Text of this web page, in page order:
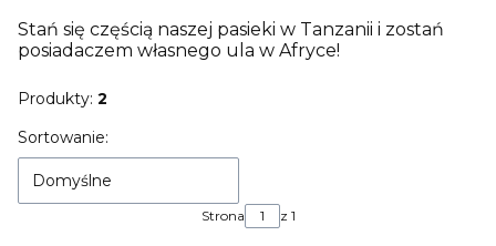
Stań się częścią naszej pasieki w Tanzanii i zostań
posiadaczem własnego ula w Afryce!
Produkty: 2
Lista produktów
Sortowanie:
Domyślne
Strona z 1